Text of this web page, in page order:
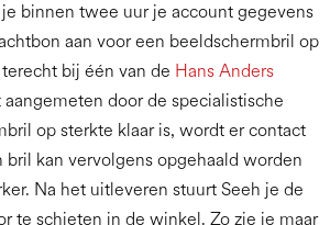
binnen twee uur je account gegevens
aan voor een beeldschermbril op
bij één van de Hans Anders
door de specialistische
op sterkte klaar is, wordt er contact
kan vervolgens opgehaald worden
Na het uitleveren stuurt Seeh je de
te schieten in de winkel. Zo zie je maar